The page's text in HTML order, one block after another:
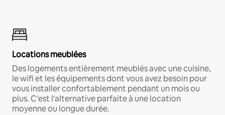
Locations meublées
Des logements entièrement meublés avec une cuisine,
le wifi et les équipements dont vous avez besoin pour
vous installer confortablement pendant un mois ou
plus. C'est l'alternative parfaite à une location
moyenne ou longue durée.